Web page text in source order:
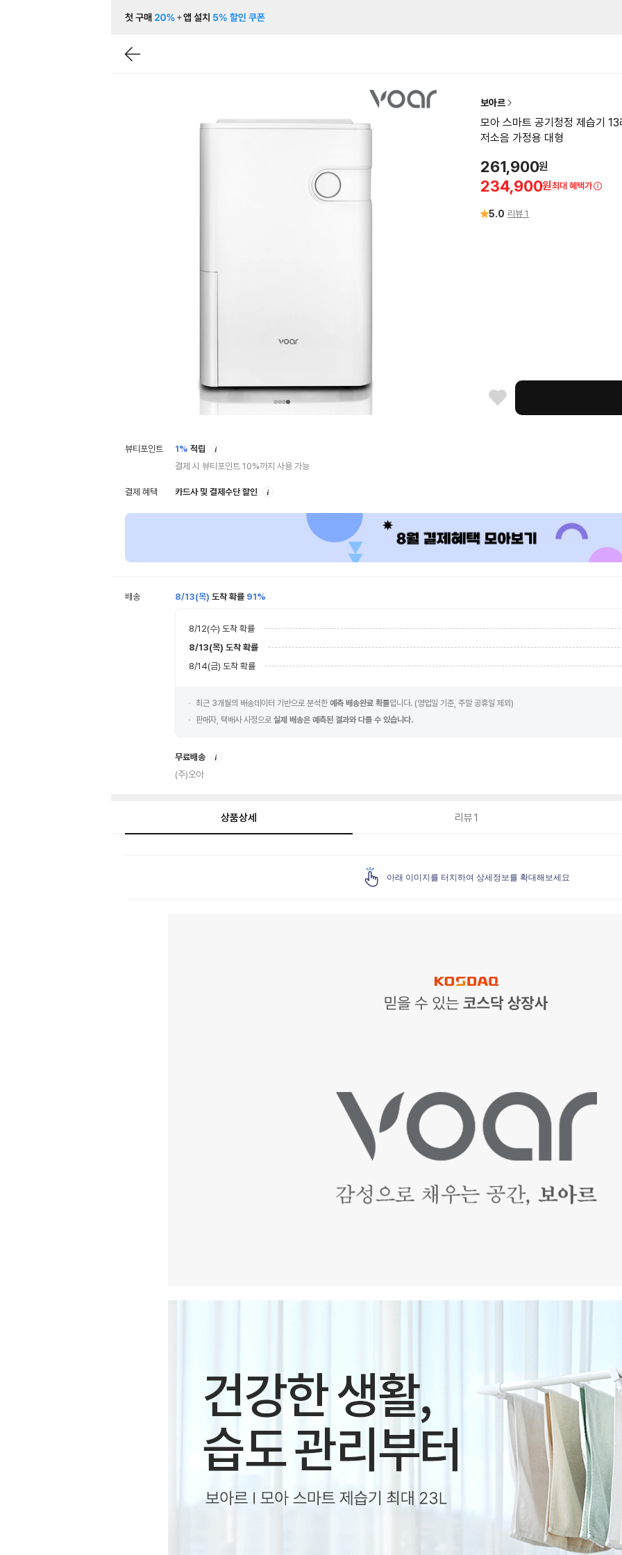
보아르
모아 스마트 공기청정 제습기
저소음 가정용 대형
261,900원
234,900원최대 혜택가
5.0 리뷰 1
뷰티포인트 1% 적립
결제 시 뷰티포인트 10%까지 사용 가능
결제 혜택 카드사 및 결제수단 할인
배송 8/13(목) 도착 확률 91%
8/12(수) 도착 확률
8/13(목) 도착 확률
8/14(금) 도착 확률
최근 3개월의 배송데이터 기반으로 분석한 예측 배송완료 확률입니다. (영업일 기준, 주말 공휴일 제외)
판매자, 택배사 사정으로 실제 배송은 예측된 결과와 다를 수 있습니다.
무료배송
(주)오아
상품상세 리뷰1
아래 이미지를 터치하여 상세정보를 확대해보세요